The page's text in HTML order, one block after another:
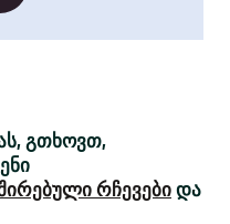
გთხოვთ,
რჩევებიდა